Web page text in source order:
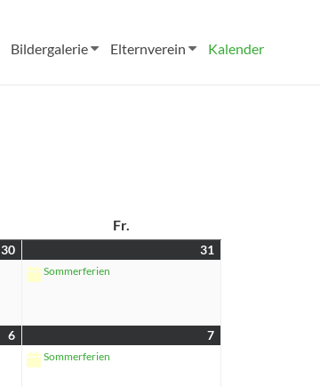
Bildergalerie Elternverein Kalender
Fr.
30 31
Sommerferien
6 7
Sommerferien